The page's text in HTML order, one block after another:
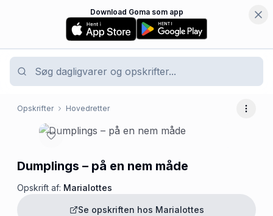
Download Goma som app
Opskrifter Hovedretter Flere
Dumplings – på en nem måde
Opskrift af: Marialottes
Se opskriften hos Marialottes